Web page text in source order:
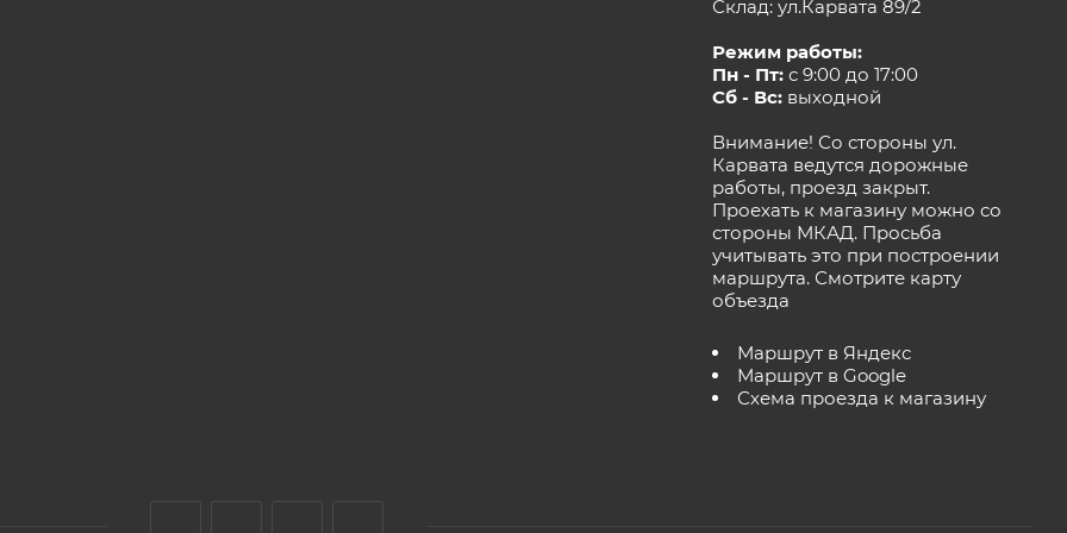
Склад: ул.Карвата 89/2
Режим работы:
Пн - Пт:с 9:00 до 17:00
Сб - Вс:выходной
Внимание! Со стороны ул.
Карвата ведутся дорожные
работы, проезд закрыт.
Проехать к магазину можно со
стороны МКАД. Просьба
учитывать это при построении
маршрута. Смотрите карту
объезда
Маршрут в Яндекс
Маршрут в Google
Схема проезда к магазину